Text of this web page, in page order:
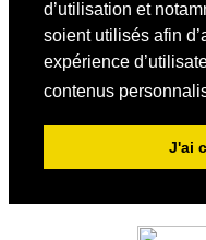
d’utilisation et
soient utilisés afin
expérience
contenus
J'ai